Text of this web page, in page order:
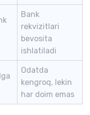
Bank
rekvizitlari
bevosita
ishlatiladi
Odatda
kengroq, lekin
har doim emas